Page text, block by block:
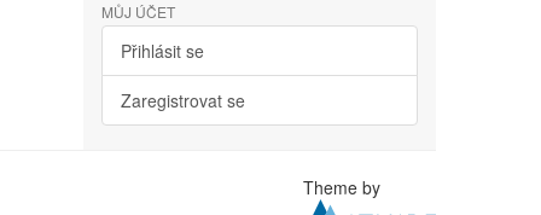
MŮJ ÚČET
Přihlásit se
Zaregistrovat se
Theme by